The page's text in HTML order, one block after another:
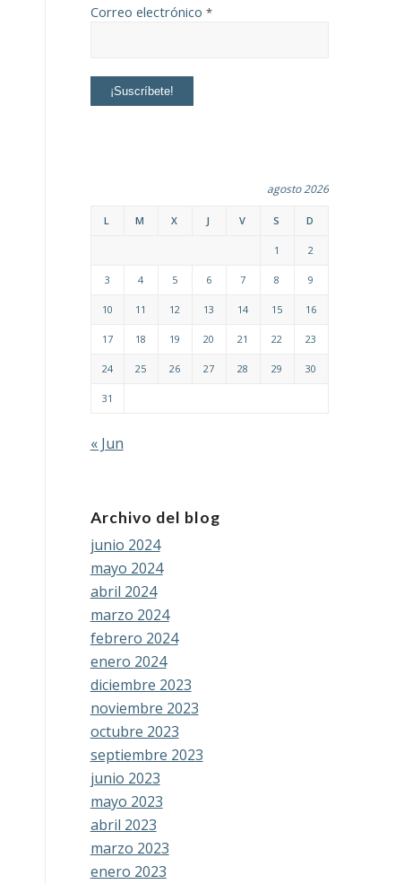
Correo electrónico *
agosto 2026
L M X J V S D
1 2
3 4 5 6 7 8 9
10 11 12 13 14 15 16
17 18 19 20 21 22 23
24 25 26 27 28 29 30
31
« Jun
Archivo del blog
junio 2024
mayo 2024
abril 2024
marzo 2024
febrero 2024
enero 2024
diciembre 2023
noviembre 2023
octubre 2023
septiembre 2023
junio 2023
mayo 2023
abril 2023
marzo 2023
enero 2023